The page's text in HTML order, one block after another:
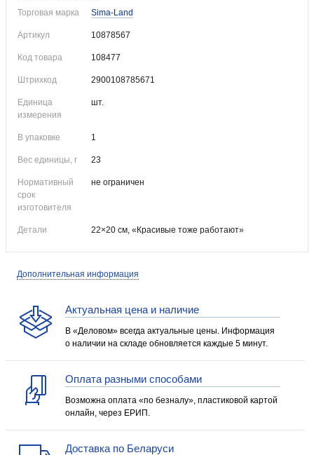
Торговая марка Sima-Land
Артикул 10878567
Код товара 108477
Штрихкод 2900108785671
Единица
измерения
шт.
В упаковке 1
Вес единицы, г 23
Нормативный
срок
изготовителя
не ограничен
Детали 22×20 см, «Красивые тоже работают»
Дополнительная информация
Актуальная цена и наличие
В «Деловом» всегда актуальные цены. Информация
о наличии на складе обновляется каждые 5 минут.
Оплата разными способами
Возможна оплата «по безналу», пластиковой картой
онлайн, через ЕРИП.
Доставка по Беларуси